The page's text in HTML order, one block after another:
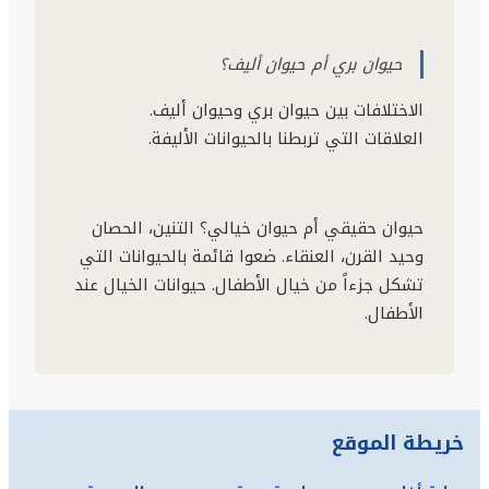
حيوان بري أم حيوان أليف؟
العلاقات التي تربطنا بالحيوانات الأليفة.
حيوان حقيقي أم حيوان خيالي؟ التنين، الحصان
وحيد القرن، العنقاء. ضعوا قائمة بالحيوانات التي
تشكل جزءاً من خيال الأطفال. حيوانات الخيال عند
الأطفال.
خريطة الموقع